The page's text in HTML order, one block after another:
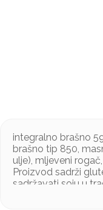
integralno brašno
brašno tip 850,
ulje), mljeveni
Proizvod sadrži
sadržavati soju u